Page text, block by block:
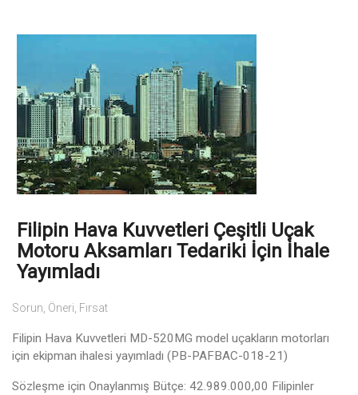
Filipin Hava Kuvvetleri Çeşitli Uçak
Motoru Aksamları Tedariki İçin İhale
Yayımladı
Sorun, Öneri, Fırsat
Filipin Hava Kuvvetleri MD-520MG model uçakların motorları
için ekipman ihalesi yayımladı (PB-PAFBAC-018-21)
Sözleşme için Onaylanmış Bütçe: 42.989.000,00 Filipinler